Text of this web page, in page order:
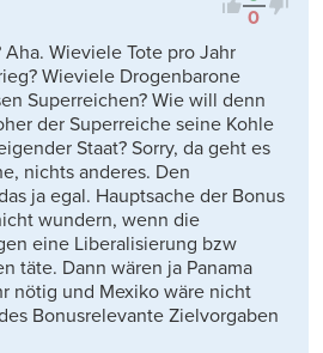
0
Aha. Wieviele Tote pro Jahr
Wieviele Drogenbarone
Superreichen? Wie will denn
der Superreiche seine Kohle
Staat? Sorry, da geht es
nichts anderes. Den
ja egal. Hauptsache der Bonus
wundern, wenn die
eine Liberalisierung bzw
täte. Dann wären ja Panama
nötig und Mexiko wäre nicht
Bonusrelevante Zielvorgaben